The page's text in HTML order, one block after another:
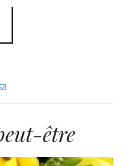
être